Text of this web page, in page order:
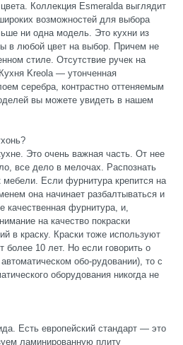
Коллекция Esmeralda выглядит
возможностей для выбора
ни одна модель. Это кухни из
в любой цвет на выбор. Причем не
стиле. Отсутствие ручек на
Kreola — утонченная
серебра, контрастно оттеняемым
вы можете увидеть в нашем
Это очень важная часть. От нее
все дело в мелочах. Распознать
мебели. Если фурнитура крепится на
она начинает разбалтываться и
качественная фурнитура, и,
на качество покраски
в краску. Краски тоже используют
более 10 лет. Но если говорить о
обо-рудовании), то с
оборудования никогда не
Есть европейский стандарт — это
ламинированную плиту